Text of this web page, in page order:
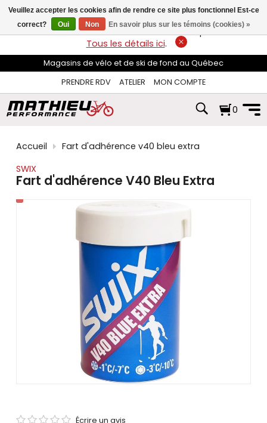
flèches
haut
et
pour
sélectionner
disponible.
Appuyez
pour
résultat
de
sélectionné.
d'appareils
LIVRAISON GRATUITEsur les commandes de plus de 74$*.
Tous les détails ici.
Magasins de vélo et de ski de fond au Québec
PRENDRE RDV
ATELIER MON COMPTE
0
Accueil
Fart d'adhérence v40 bleu extra
SWIX
Fart d'adhérence V40 Bleu Extra
Écrire un avis
Veuillez accepter les cookies afin de rendre ce site plus fonctionnel Est-ce
correct?
Oui Non En savoir plus sur les témoins (cookies) »